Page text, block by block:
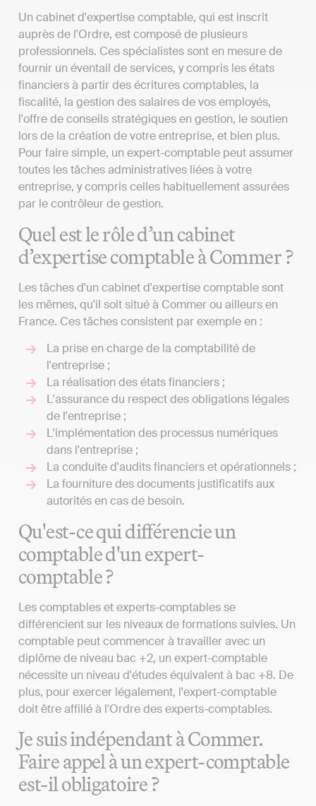
Un cabinet d'expertise comptable, qui est inscrit
auprès de l'Ordre, est composé de plusieurs
professionnels. Ces spécialistes sont en mesure de
fournir un éventail de services, y compris les états
financiers à partir des écritures comptables, la
fiscalité, la gestion des salaires de vos employés,
l'offre de conseils stratégiques en gestion, le soutien
lors de la création de votre entreprise, et bien plus.
Pour faire simple, un expert-comptable peut assumer
toutes les tâches administratives liées à votre
entreprise, y compris celles habituellement assurées
par le contrôleur de gestion.
Quel est le rôle d’un cabinet
d’expertise comptable à Commer ?
Les tâches d'un cabinet d'expertise comptable sont
les mêmes, qu'il soit situé à Commer ou ailleurs en
France. Ces tâches consistent par exemple en :
La prise en charge de la comptabilité de
l'entreprise ;
La réalisation des états financiers ;
L'assurance du respect des obligations légales
de l'entreprise ;
L'implémentation des processus numériques
dans l'entreprise ;
La conduite d'audits financiers et opérationnels ;
La fourniture des documents justificatifs aux
autorités en cas de besoin.
Qu'est-ce qui différencie un
comptable d'un expert-
comptable ?
Les comptables et experts-comptables se
différencient sur les niveaux de formations suivies. Un
comptable peut commencer à travailler avec un
diplôme de niveau bac +2, un expert-comptable
nécessite un niveau d'études équivalent à bac +8. De
plus, pour exercer légalement, l'expert-comptable
doit être affilié à l'Ordre des experts-comptables.
Je suis indépendant à Commer.
Faire appel à un expert-comptable
est-il obligatoire ?